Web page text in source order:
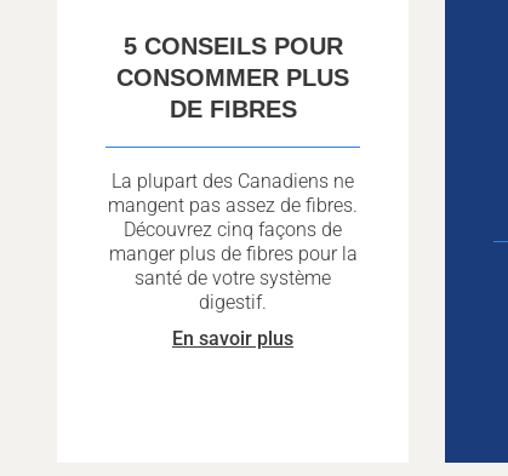
5 CONSEILS POUR
CONSOMMER PLUS
DE FIBRES
La plupart des Canadiens ne
mangent pas assez de fibres.
Découvrez cinq façons de
manger plus de fibres pour la
santé de votre système
digestif.
En savoir plus